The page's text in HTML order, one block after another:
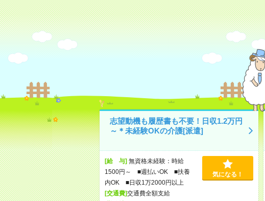
志望動機も履歴書も不要！日収1.2万円
～＊未経験OKの介護[派遣]
[給 与]無資格未経験：時給
1500円～ ■週払いOK ■扶養
内OK ■日収1万2000円以上
[交通費]交通費全額支給
気になる！